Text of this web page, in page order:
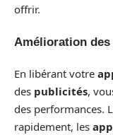
offrir.
Amélioration
En libérant votre
des publicités,
des performances.
rapidement, les